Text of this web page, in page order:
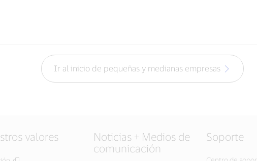
Ir al inicio de pequeñas y medianas empresas
valores
Noticias + Medios de
comunicación
Soporte